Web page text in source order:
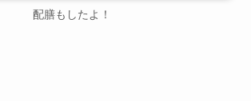
配膳もしたよ！